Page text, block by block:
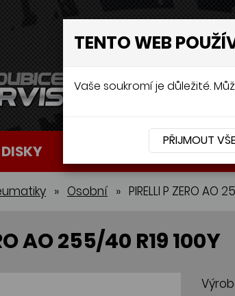
DISKY AUTOBATERIE
» Osobní » PIRELLI P ZERO AO
AO 255/40 R19 100Y
TENTO WEB
Vaše soukromí je důležité.
PŘIJMOUT VŠE